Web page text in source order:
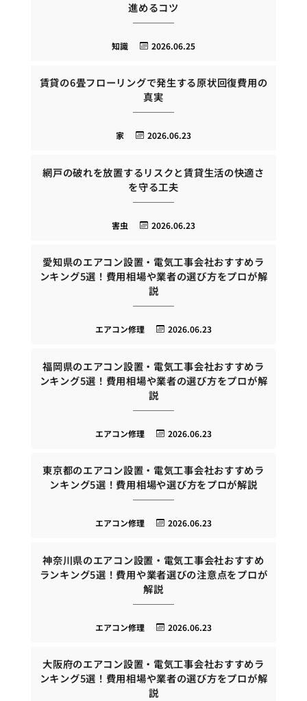
進めるコツ
2026.06.25
知識
賃貸の6畳フローリングで発生する原状回復費用の
真実
2026.06.23
家
網戸の破れを放置するリスクと賃貸生活の快適さ
を守る工夫
2026.06.23
害虫
愛知県のエアコン設置・電気工事会社おすすめラ
ンキング5選！費用相場や業者の選び方をプロが解
説
2026.06.23
エアコン修理
福岡県のエアコン設置・電気工事会社おすすめラ
ンキング5選！費用相場や業者の選び方をプロが解
説
2026.06.23
エアコン修理
東京都のエアコン設置・電気工事会社おすすめラ
ンキング5選！費用相場や選び方をプロが解説
2026.06.23
エアコン修理
神奈川県のエアコン設置・電気工事会社おすすめ
ランキング5選！費用や業者選びの注意点をプロが
解説
2026.06.23
エアコン修理
大阪府のエアコン設置・電気工事会社おすすめラ
ンキング5選！費用相場や業者の選び方をプロが解
説